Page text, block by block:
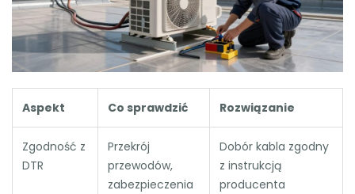
Aspekt Co sprawdzić Rozwiązanie
Zgodność z
DTR
Przekrój
przewodów,
zabezpieczenia
Dobór kabla zgodny
z instrukcją
producenta